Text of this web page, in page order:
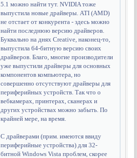
5.1 можно найти тут. NVIDIA тоже
выпустила новые драйверы. ATI (AMD)
не отстает от конкурента - здесь можно
найти последнюю версию драйверов.
Буквально на днях Creative, наконец-то,
выпустила 64-битную версию своих
драйверов. Благо, многие производители
уже выпустили драйверы для основных
компонентов компьютера, но
совершенно отсутствуют драйверы для
периферийных устройств. Так что о
вебкамерах, принтерах, сканерах и
других устройствах можно забыть. По
крайней мере, на время.
С драйверами (прим. имеются ввиду
периферийные устройства) для 32-
битной Windows Vista проблем, скорее